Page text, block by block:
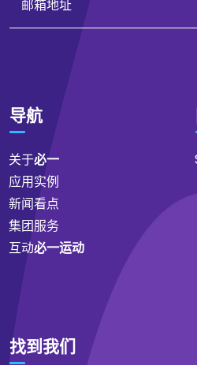
导航
关于必一
应用实例
新闻看点
集团服务
互动必一运动
找到我们